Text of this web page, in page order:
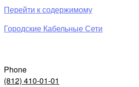
Перейти к содержимому
Городские Кабельные Сети
Phone
(812) 410-01-01